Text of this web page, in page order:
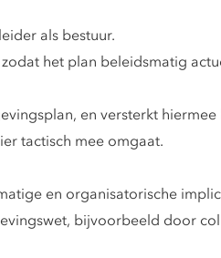
als bestuur.
het plan beleidsmatig
en versterkt
tactisch mee omgaat.
en organisatorische
bijvoorbeeld door